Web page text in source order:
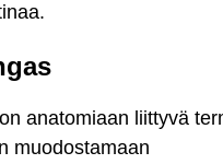
anatomiaan liittyvä
muodostamaan